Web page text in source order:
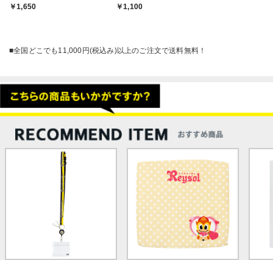
￥1,650
￥1,100
■全国どこでも11,000円(税込み)以上のご注文で送料無料！